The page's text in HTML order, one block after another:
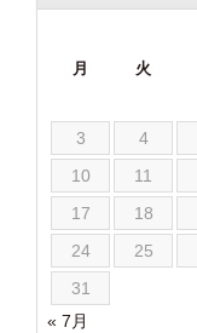
月 火
3
4
10
11
17
18
24
25
31
« 7月